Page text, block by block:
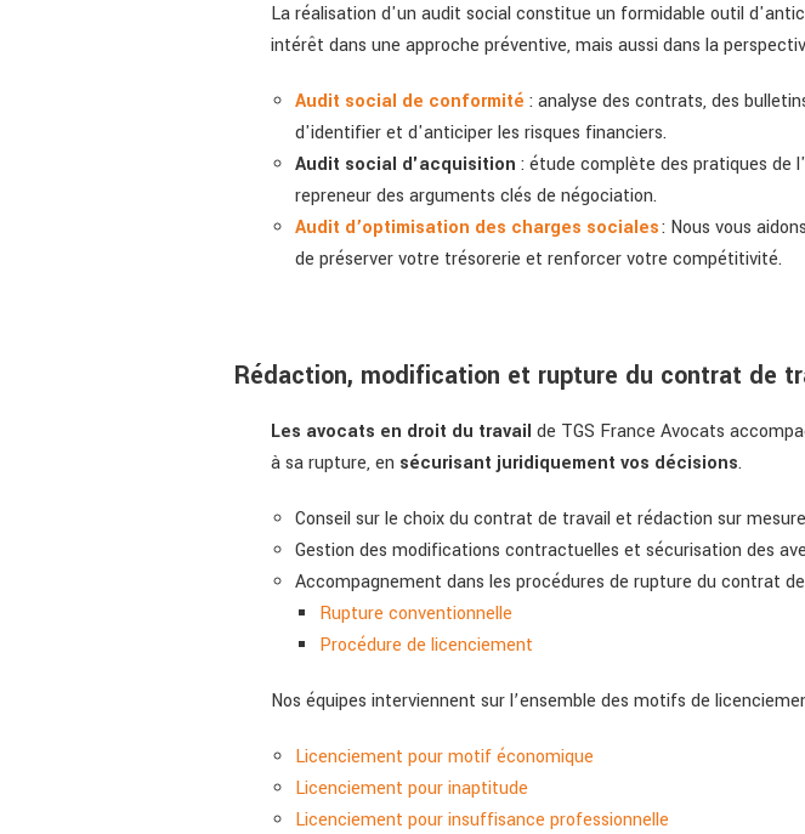
La réalisation d'un audit social constitue un formidable outil
intérêt dans une approche préventive, mais aussi dans la
Audit social de conformité : analyse des contrats, des
d'identifier et d'anticiper les risques financiers.
Audit social d'acquisition : étude complète des pratiques de
repreneur des arguments clés de négociation.
Audit d’optimisation des charges sociales: Nous vous
de préserver votre trésorerie et renforcer votre compétitivité.
Rédaction, modification et rupture du contrat de
Les avocats en droit du travail de TGS France Avocats
à sa rupture, en sécurisant juridiquement vos décisions.
Conseil sur le choix du contrat de travail et rédaction sur
Gestion des modifications contractuelles et sécurisation des
Accompagnement dans les procédures de rupture du contrat
Rupture conventionnelle
Procédure de licenciement
Nos équipes interviennent sur l’ensemble des motifs de
Licenciement pour motif économique
Licenciement pour inaptitude
Licenciement pour insuffisance professionnelle